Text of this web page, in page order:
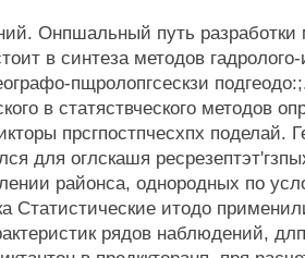
Онпшальный путь разработки
в синтеза методов
пщролопгсескзи
в статяствческого методов
прсгпостпчесхпх поделай.
для оглскашя
районса, однородных по
Статистические итодо
рядов наблюдений,